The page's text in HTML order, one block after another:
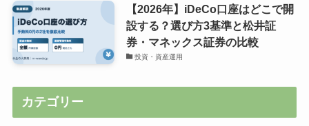
【2026年】iDeCo口座はどこで開
設する？選び方3基準と松井証
券・マネックス証券の比較
投資・資産運用
カテゴリー